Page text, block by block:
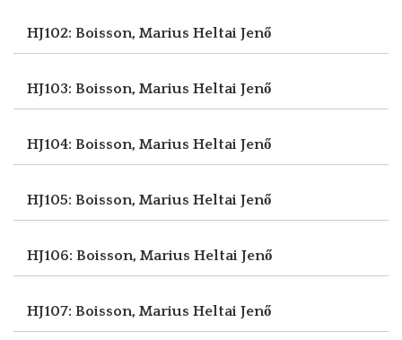
HJ102: Boisson, Marius Heltai Jenő
HJ103: Boisson, Marius Heltai Jenő
HJ104: Boisson, Marius Heltai Jenő
HJ105: Boisson, Marius Heltai Jenő
HJ106: Boisson, Marius Heltai Jenő
HJ107: Boisson, Marius Heltai Jenő